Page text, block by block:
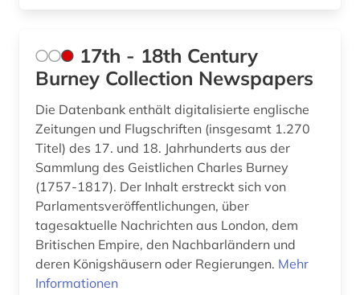
audiodatei (2)
audioführung (1)
audiothek (1)
audiovisuelles material (2)
aufgebot (1)
aufklärung (10)
aufsatz (1)
17th - 18th Century
Burney Collection Newspapers
Die Datenbank enthält digitalisierte englische
Zeitungen und Flugschriften (insgesamt 1.270
Titel) des 17. und 18. Jahrhunderts aus der
Sammlung des Geistlichen Charles Burney
(1757-1817). Der Inhalt erstreckt sich von
Parlamentsveröffentlichungen, über
tagesaktuelle Nachrichten aus London, dem
Britischen Empire, den Nachbarländern und
deren Königshäusern oder Regierungen. Mehr
Informationen